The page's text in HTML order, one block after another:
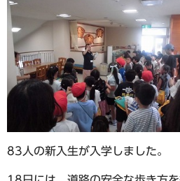
83人の新入生が入学しました。